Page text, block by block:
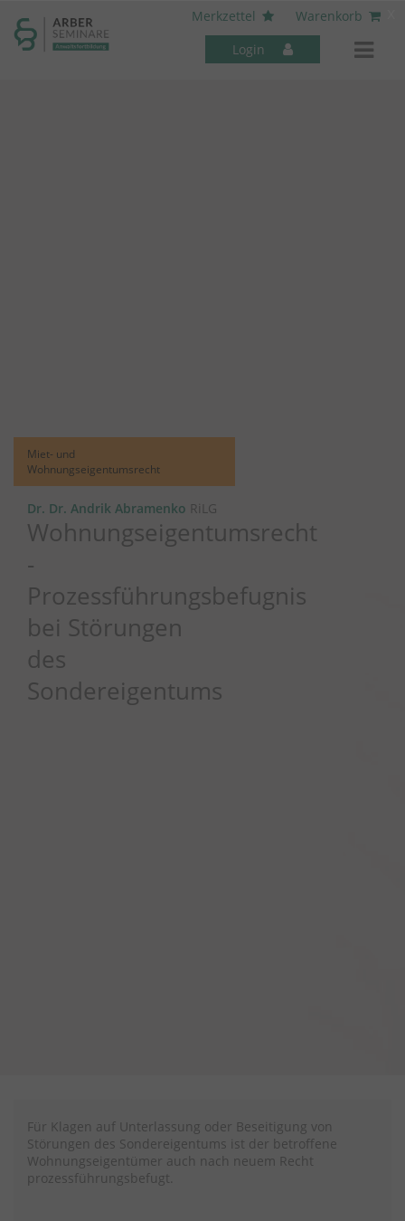
Merkzettel
Warenkorb
Login
Miet- und
Wohnungseigentumsrecht
Dr. Dr. Andrik Abramenko RiLG
Wohnungseigentumsrecht
-
Prozessführungsbefugnis
bei Störungen
des
Sondereigentums
Für Klagen auf Unterlassung oder Beseitigung von
Störungen des Sondereigentums ist der betroffene
Wohnungseigentümer auch nach neuem Recht
prozessführungsbefugt.